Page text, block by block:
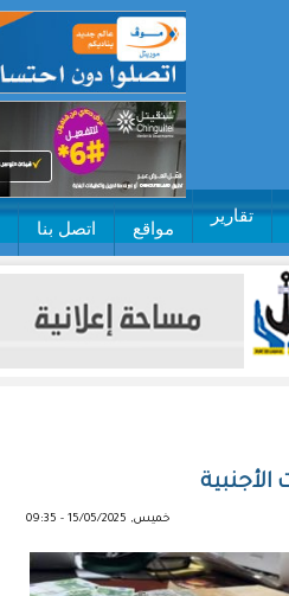
تقارير
مواقع اتصل بنا
خميس, 15/05/2025 - 09:35